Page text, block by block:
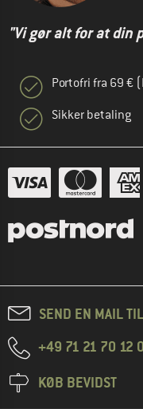
"Vi gør alt for at din
Portofri fra 69 €
Sikker betaling
SEND EN MAIL
+49 71 21 70 12 0
KØB BEVIDST